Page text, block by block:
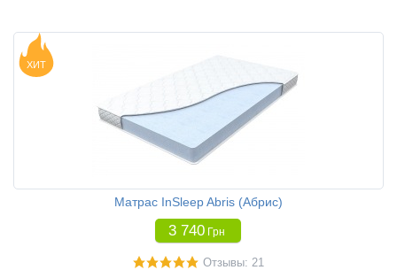
ХИТ
Матрас InSleep Abris (Абрис)
3 740 Грн
Отзывы: 21